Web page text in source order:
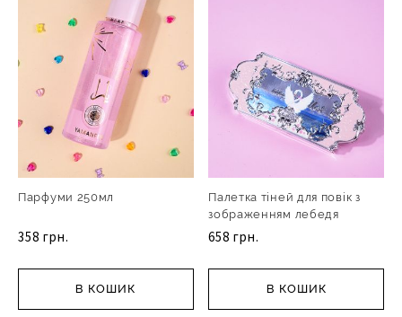
Парфуми 250мл
358 грн.
В КОШИК
Палетка тіней для повік з
зображенням лебедя
658 грн.
В КОШИК